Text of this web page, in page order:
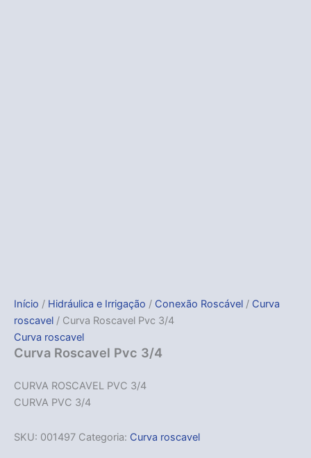
Início / Hidráulica e Irrigação / Conexão Roscável / Curva
roscavel / Curva Roscavel Pvc 3/4
Curva roscavel
Curva Roscavel Pvc 3/4
CURVA ROSCAVEL PVC 3/4
CURVA PVC 3/4
SKU: 001497 Categoria: Curva roscavel